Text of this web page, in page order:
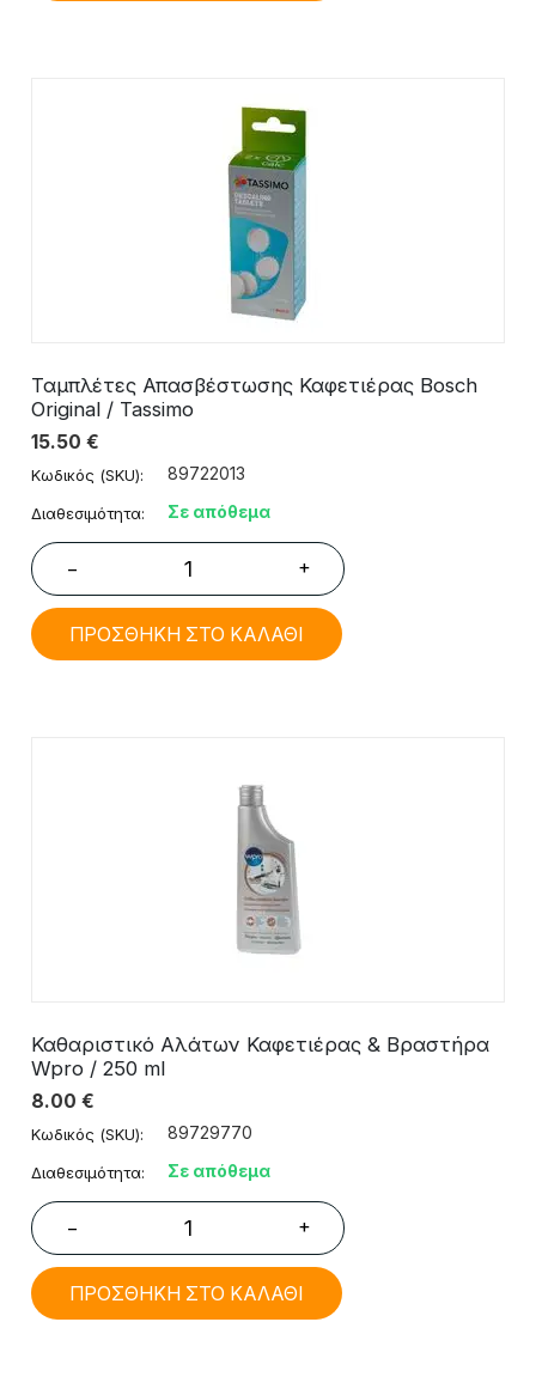
Ταμπλέτες Απασβέστωσης Καφετιέρας Bosch
Original / Tassimo
15.50 €
Κωδικός (SKU): 89722013
Διαθεσιμότητα: Σε απόθεμα
− +
ΠΡΟΣΘΗΚΗ ΣΤΟ ΚΑΛΑΘΙ
Καθαριστικό Αλάτων Καφετιέρας & Βραστήρα
Wpro / 250 ml
8.00 €
Κωδικός (SKU): 89729770
Διαθεσιμότητα: Σε απόθεμα
− +
ΠΡΟΣΘΗΚΗ ΣΤΟ ΚΑΛΑΘΙ